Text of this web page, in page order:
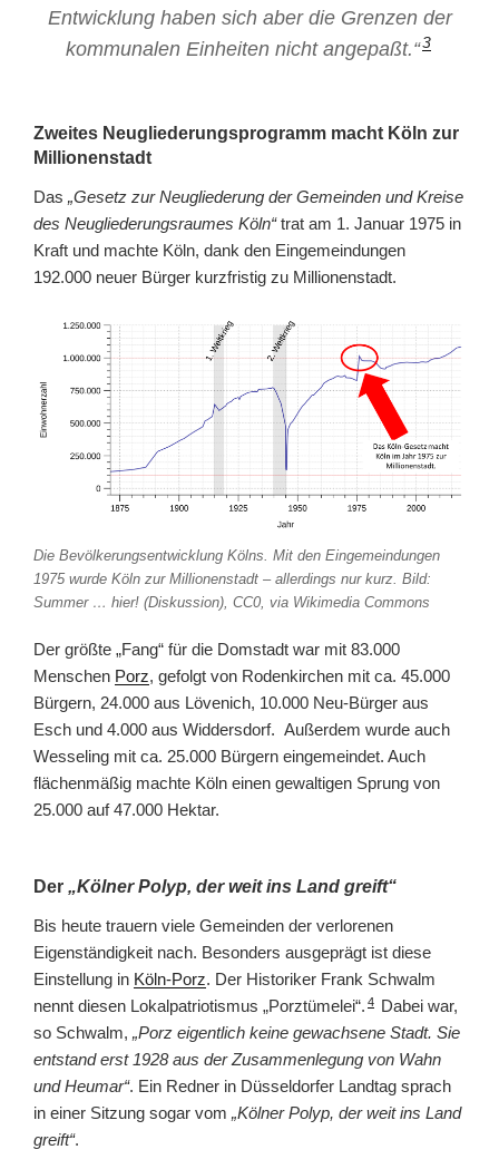
Entwicklung haben sich aber die Grenzen der
kommunalen Einheiten nicht angepaßt.“3
Zweites Neugliederungsprogramm macht Köln zur
Millionenstadt
Das „Gesetz zur Neugliederung der Gemeinden und Kreise
des Neugliederungsraumes Köln“trat am 1. Januar 1975 in
Kraft und machte Köln, dank den Eingemeindungen
192.000 neuer Bürger kurzfristig zu Millionenstadt.
Die Bevölkerungsentwicklung Kölns. Mit den Eingemeindungen
1975 wurde Köln zur Millionenstadt – allerdings nur kurz. Bild:
Summer … hier! (Diskussion), CC0, via Wikimedia Commons
Der größte „Fang“ für die Domstadt war mit 83.000
Menschen Porz, gefolgt von Rodenkirchen mit ca. 45.000
Bürgern, 24.000 aus Lövenich, 10.000 Neu-Bürger aus
Esch und 4.000 aus Widdersdorf. Außerdem wurde auch
Wesseling mit ca. 25.000 Bürgern eingemeindet. Auch
flächenmäßig machte Köln einen gewaltigen Sprung von
25.000 auf 47.000 Hektar.
Der „Kölner Polyp, der weit ins Land greift“
Bis heute trauern viele Gemeinden der verlorenen
Eigenständigkeit nach. Besonders ausgeprägt ist diese
Einstellung in Köln-Porz. Der Historiker Frank Schwalm
nennt diesen Lokalpatriotismus „Porztümelei“. 4 Dabei war,
so Schwalm, „Porz eigentlich keine gewachsene Stadt. Sie
entstand erst 1928 aus der Zusammenlegung von Wahn
und Heumar“. Ein Redner in Düsseldorfer Landtag sprach
in einer Sitzung sogar vom „Kölner Polyp, der weit ins Land
greift“.